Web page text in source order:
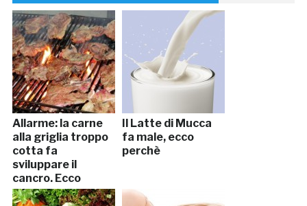
Allarme: la carne
alla griglia troppo
cotta fa
sviluppare il
cancro. Ecco
perchè
Il Latte di Mucca
fa male, ecco
perchè